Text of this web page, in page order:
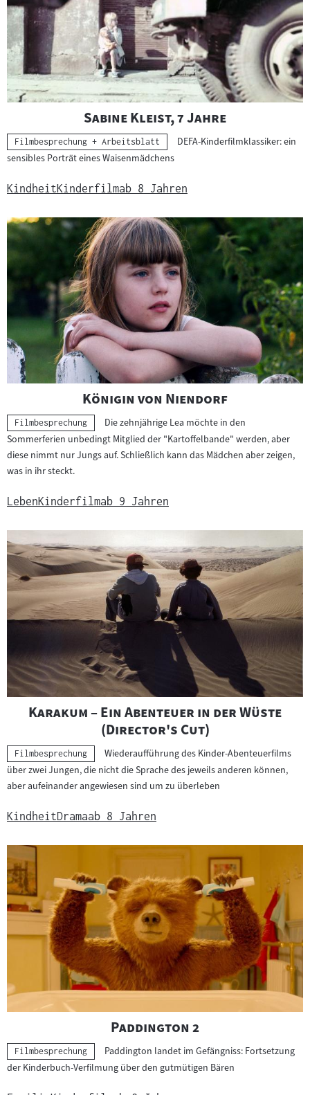
e
r
g
e
b
n
s
e
"
Sabine Kleist, 7 Jahre"
Kategorie:
Filmbesprechung + Arbeitsblatt
DEFA-Kinderfilmklassiker: ein
sensibles Porträt eines Waisenmädchens
KindheitKinderfilmab 8 Jahren
"
Königin von Niendorf"
Kategorie:
Filmbesprechung
Die zehnjährige Lea möchte in den
Sommerferien unbedingt Mitglied der "Kartoffelbande" werden, aber
diese nimmt nur Jungs auf. Schließlich kann das Mädchen aber zeigen,
was in ihr steckt.
LebenKinderfilmab 9 Jahren
"
Karakum – Ein Abenteuer in der Wüste
(Director's Cut)"
Kategorie:
Filmbesprechung
Wiederaufführung des Kinder-Abenteuerfilms
über zwei Jungen, die nicht die Sprache des jeweils anderen können,
aber aufeinander angewiesen sind um zu überleben
KindheitDramaab 8 Jahren
"
Paddington 2"
Kategorie:
Filmbesprechung
Paddington landet im Gefängniss: Fortsetzung
der Kinderbuch-Verfilmung über den gutmütigen Bären